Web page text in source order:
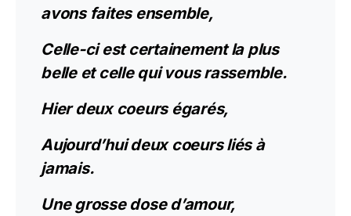
avons faites ensemble,
Celle-ci est certainement la plus
belle et celle qui vous rassemble.
Hier deux coeurs égarés,
Aujourd’hui deux coeurs liés à
jamais.
Une grosse dose d’amour,